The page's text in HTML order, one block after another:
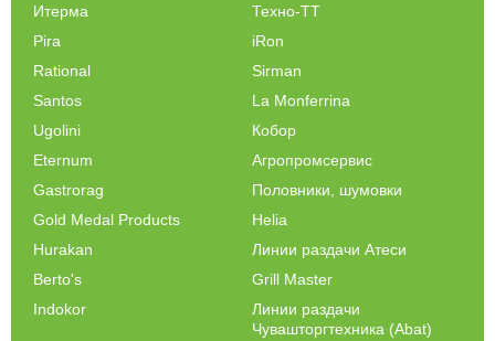
Итерма
Техно-ТТ
Pira
iRon
Rational
Sirman
Santos
La Monferrina
Ugolini
Кобор
Eternum
Агропромсервис
Gastrorag
Половники, шумовки
Gold Medal Products
Helia
Hurakan
Линии раздачи Атеси
Berto's
Grill Master
Indokor
Линии раздачи
Чувашторгтехника (Abat)